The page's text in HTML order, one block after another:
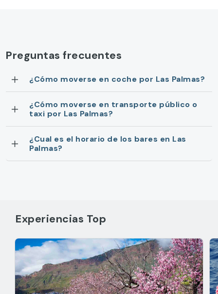
Preguntas frecuentes
¿Cómo moverse en coche por Las Palmas?
¿Cómo moverse en transporte público o
taxi por Las Palmas?
¿Cual es el horario de los bares en Las
Palmas?
Experiencias Top